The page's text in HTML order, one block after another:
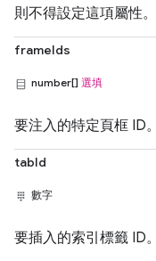
則不得設定這項屬性。
frameIds
number[] 選填
要注入的特定頁框 ID。
tabId
數字
要插入的索引標籤 ID。